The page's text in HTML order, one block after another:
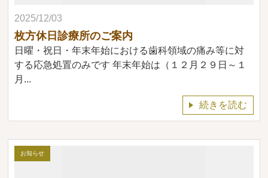
2025/12/03
枚方休日診療所のご案内
日曜・祝日・年末年始における歯科領域の痛み等に対
する応急処置のみです 年末年始は（１２月２９日～１
月...
続きを読む
お知らせ